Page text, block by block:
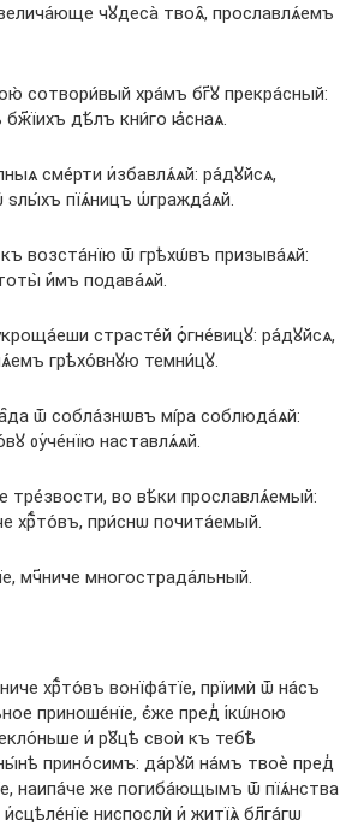
чꙋдеса̀ твоѧ̑, прославлѧ́емъ
сотвори́вый хра́мъ бг҃ꙋ прекра́сный:
дѣ́лъ кни́го ꙗ҆́снаѧ.
сме́рти и҆збавлѧ́ѧй: ра́дꙋйсѧ,
пїѧ́ницъ ѡ҆гражда́ѧй.
возста́нїю ѿ грѣхѡ́въ призыва́ѧй:
и҆̀мъ подава́ѧй.
страсте́й ѻ҆гне́вицꙋ: ра́дꙋйсѧ,
грѣхо́внꙋю темни́цꙋ.
ѿ собла́знѡвъ мі́ра соблюда́ѧй:
ᲂу҆че́нїю наставлѧ́ѧй.
тре́звости, во вѣ́ки прославлѧ́емый:
хрⷭ҇то́въ, при́снѡ почита́емый.
мч҃ниче многострада́льный.
хрⷭ҇то́въ вонїфа́тїе, прїимѝ ѿ на́съ
приноше́нїе, є҆́же пред̾ і҆кѡ́ною
и҆ рꙋ̑цѣ своѝ къ тебѣ̀
прино́симъ: да́рꙋй на́мъ твоѐ пред̾
наипа́че же погиба́ющымъ ѿ пїѧ́нства
ниспослѝ и҆ житїѧ̀ бл҃га́гѡ